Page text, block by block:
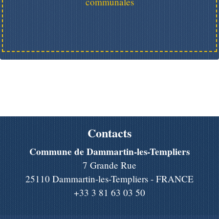
Contacts
Commune de Dammartin-les-Templiers
7 Grande Rue
25110 Dammartin-les-Templiers - FRANCE
+33 3 81 63 03 50